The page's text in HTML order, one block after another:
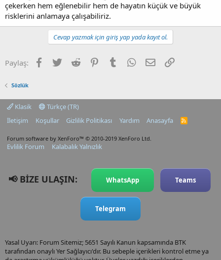
çekerken hem eğlenebilir hem de hayatın küçük ve büyük
risklerini anlamaya çalışabiliriz.
Cevap yazmak için giriş yap yada kayıt ol.
Paylaş: Facebook
TwitterReddit PinterestTumblrWhatsApp
E-postaLink
Sözlük
Klasik
Türkçe (TR)
İletişim
Koşullar Gizlilik Politikası Yardım Anasayfa
R
Forum software by XenForo™ © 2010-2019 XenForo Ltd.
Evlilik Forum Kalabalık Yalnızlık
📢 BİZE ULAŞIN: WhatsApp Teams
Telegram
Yasal Uyarı: Forum Sitemiz; 5651 Sayılı Kanun kapsamında BTK
tarafından onaylı Yer Sağlayıcı'dır. Bu sebeple içerikleri kontrol etme ya